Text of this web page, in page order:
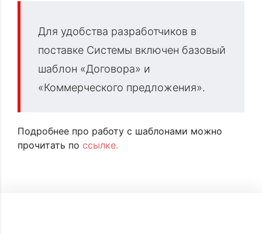
Для удобства разработчиков в
поставке Системы включен базовый
шаблон «Договора» и
«Коммерческого предложения».
Подробнее про работу с шаблонами можно
прочитать по ссылке.